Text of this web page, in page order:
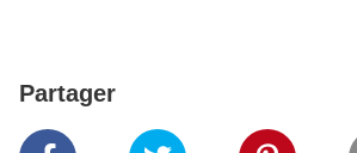
Partager